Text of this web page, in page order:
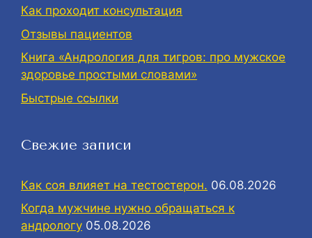
Как проходит консультация
Отзывы пациентов
Книга «Андрология для тигров: про мужское
здоровье простыми словами»
Быстрые ссылки
Свежие записи
Как соя влияет на тестостерон. 06.08.2026
Когда мужчине нужно обращаться к
андрологу 05.08.2026